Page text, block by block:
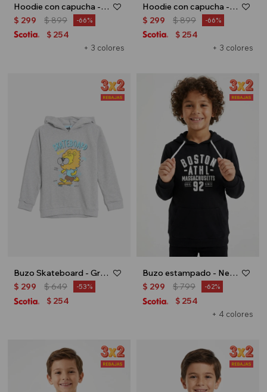
Hoodie con capucha - Celeste
+ 3 colores
$ 299 $899 66
$ 254
Hoodie con capucha - Rosa
+ 3 colores
$ 299 $899 66
$ 254
Buzo Skateboard - Gris melange
$ 299 $649 53
$ 254
Buzo estampado - Negro
+ 4 colores
$ 299 $799 62
$ 254